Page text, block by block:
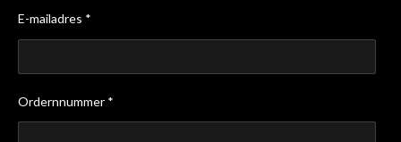
E-mailadres *
Ordernnummer *